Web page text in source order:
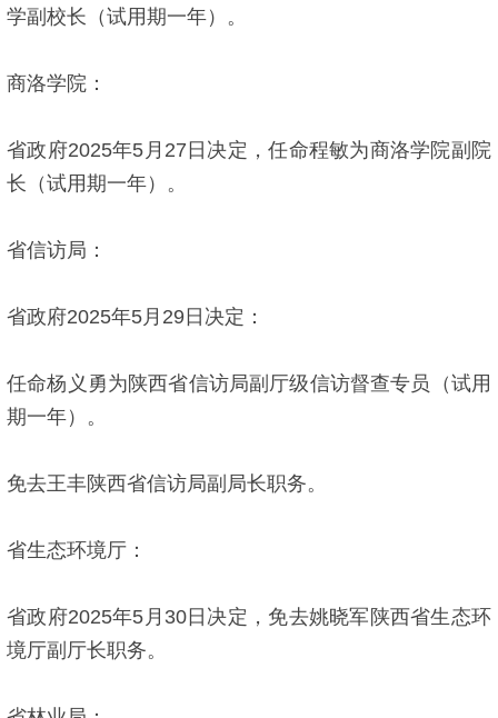
学副校长（试用期一年）。
商洛学院：
省政府2025年5月27日决定，任命程敏为商洛学院副院
长（试用期一年）。
省信访局：
省政府2025年5月29日决定：
任命杨义勇为陕西省信访局副厅级信访督查专员（试用
期一年）。
免去王丰陕西省信访局副局长职务。
省生态环境厅：
省政府2025年5月30日决定，免去姚晓军陕西省生态环
境厅副厅长职务。